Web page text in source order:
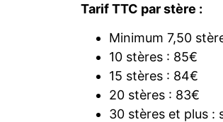
Tarif TTC par stère :
Minimum 7,50
10 stères : 85€
15 stères : 84€
20 stères : 83€
30 stères et plus :